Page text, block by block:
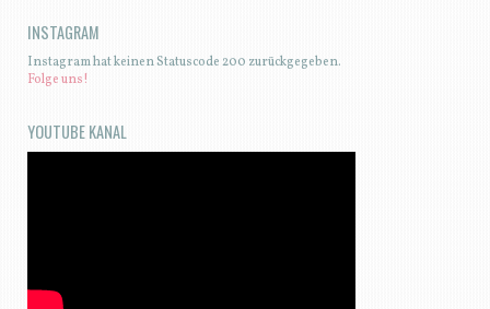
INSTAGRAM
Instagram hat keinen Statuscode 200 zurückgegeben.
Folge uns!
YOUTUBE KANAL